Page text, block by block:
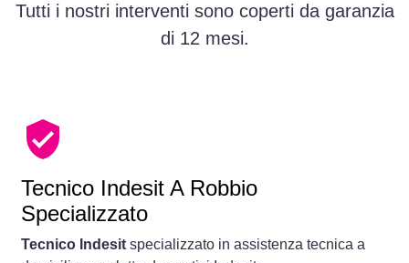
Tutti i nostri interventi sono coperti da garanzia
di 12 mesi.
Tecnico Indesit A Robbio
Specializzato
Tecnico Indesit specializzato in assistenza tecnica a